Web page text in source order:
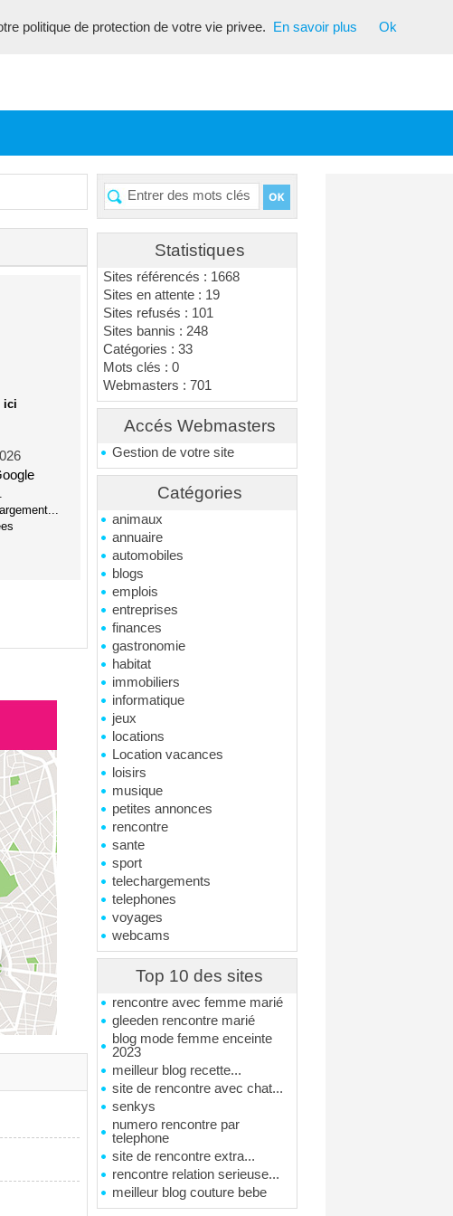
Statistiques
Sites référencés : 1668
Sites en attente : 19
Sites refusés : 101
Sites bannis : 248
Catégories : 33
Mots clés : 0
Webmasters : 701
Accés Webmasters
Gestion de votre site
Catégories
animaux
annuaire
automobiles
blogs
emplois
entreprises
finances
gastronomie
habitat
immobiliers
informatique
jeux
locations
Location vacances
loisirs
musique
petites annonces
rencontre
sante
sport
telechargements
telephones
voyages
webcams
Top 10 des sites
rencontre avec femme marié
gleeden rencontre marié
blog mode femme enceinte
2023
meilleur blog recette...
site de rencontre avec chat...
senkys
numero rencontre par
telephone
site de rencontre extra...
rencontre relation serieuse...
meilleur blog couture bebe
ici
politique de protection de votre vie privee. En savoir plus Ok